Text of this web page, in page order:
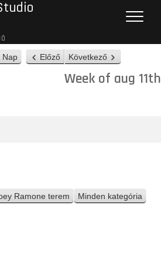
Nap Előző Következő
Week of aug 11th
Ramone terem
Minden kategória